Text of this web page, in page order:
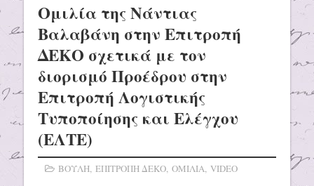
Ομιλία της Νάντιας
Βαλαβάνη στην Επιτροπή
ΔΕΚΟ σχετικά με τον
διορισμό Προέδρου στην
Επιτροπή Λογιστικής
Τυποποίησης και Ελέγχου
(ΕΛΤΕ)
ΒΟΥΛΗ, ΕΠΙΤΡΟΠΗ ΔΕΚΟ, ΟΜΙΛΙΑ, VIDEO